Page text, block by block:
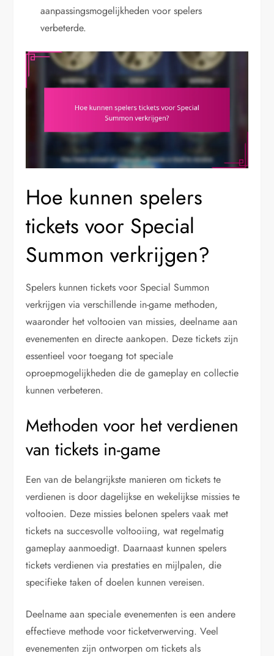
aanpassingsmogelijkheden voor spelers
verbeterde.
Hoe kunnen spelers
tickets voor Special
Summon verkrijgen?
Spelers kunnen tickets voor Special Summon
verkrijgen via verschillende in-game methoden,
waaronder het voltooien van missies, deelname aan
evenementen en directe aankopen. Deze tickets zijn
essentieel voor toegang tot speciale
oproepmogelijkheden die de gameplay en collectie
kunnen verbeteren.
Methoden voor het verdienen
van tickets in-game
Een van de belangrijkste manieren om tickets te
verdienen is door dagelijkse en wekelijkse missies te
voltooien. Deze missies belonen spelers vaak met
tickets na succesvolle voltooiing, wat regelmatig
gameplay aanmoedigt. Daarnaast kunnen spelers
tickets verdienen via prestaties en mijlpalen, die
specifieke taken of doelen kunnen vereisen.
Deelname aan speciale evenementen is een andere
effectieve methode voor ticketverwerving. Veel
evenementen zijn ontworpen om tickets als